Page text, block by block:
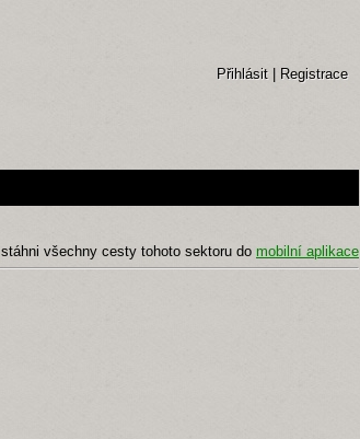
Přihlásit Registrace
stáhni všechny cesty tohoto sektoru do mobilní aplikace